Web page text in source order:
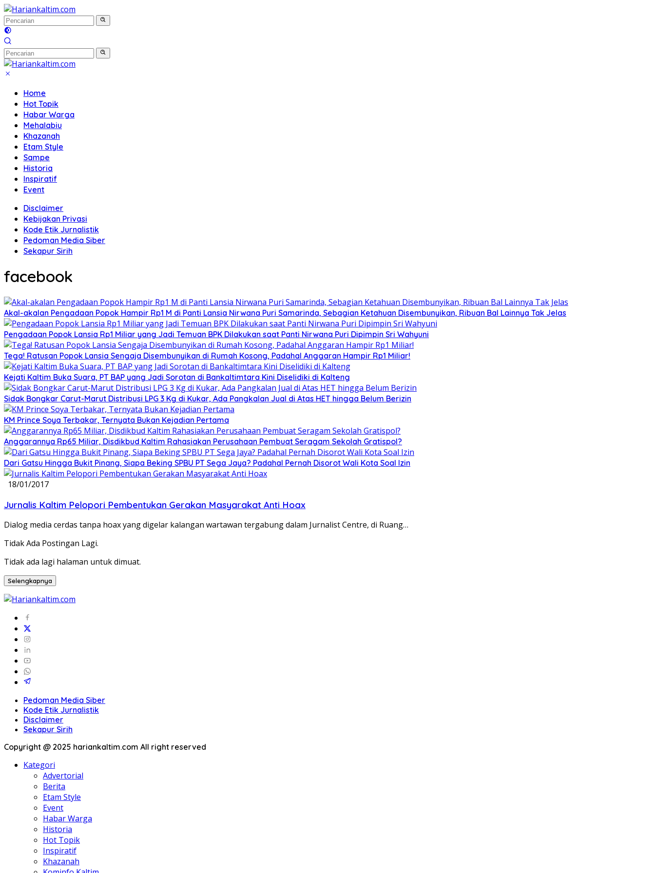
Langsung
ke
konten
Home
Hot Topik
Habar Warga
Mehalabiu
Khazanah
Etam Style
Sampe
Historia
Inspiratif
Event
Disclaimer
Kebijakan Privasi
Kode Etik Jurnalistik
Pedoman Media Siber
Sekapur Sirih
facebook
Akal-akalan Pengadaan Popok Hampir Rp1 M di Panti Lansia Nirwana Puri Samarinda, Sebagian Ketahuan Disembunyikan, Ribuan Bal Lainnya Tak Jelas
Pengadaan Popok Lansia Rp1 Miliar yang Jadi Temuan BPK Dilakukan saat Panti Nirwana Puri Dipimpin Sri Wahyuni
Tega! Ratusan Popok Lansia Sengaja Disembunyikan di Rumah Kosong, Padahal Anggaran Hampir Rp1 Miliar!
Kejati Kaltim Buka Suara, PT BAP yang Jadi Sorotan di Bankaltimtara Kini Diselidiki di Kalteng
Sidak Bongkar Carut-Marut Distribusi LPG 3 Kg di Kukar, Ada Pangkalan Jual di Atas HET hingga Belum Berizin
KM Prince Soya Terbakar, Ternyata Bukan Kejadian Pertama
Anggarannya Rp65 Miliar, Disdikbud Kaltim Rahasiakan Perusahaan Pembuat Seragam Sekolah Gratispol?
Dari Gatsu Hingga Bukit Pinang, Siapa Beking SPBU PT Sega Jaya? Padahal Pernah Disorot Wali Kota Soal Izin
18/01/2017
Jurnalis Kaltim Pelopori Pembentukan Gerakan Masyarakat Anti Hoax
Dialog media cerdas tanpa hoax yang digelar kalangan wartawan tergabung dalam Jurnalist Centre, di Ruang…
Tidak Ada Postingan Lagi.
Tidak ada lagi halaman untuk dimuat.
Selengkapnya
Pedoman Media Siber
Kode Etik Jurnalistik
Disclaimer
Sekapur Sirih
Copyright @ 2025 hariankaltim.com All right reserved
Kategori
Advertorial
Berita
Etam Style
Event
Habar Warga
Historia
Hot Topik
Inspiratif
Khazanah